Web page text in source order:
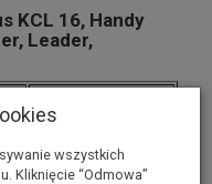
KCL 16, Handy
Leader,
15mm
wszystkich
Kliknięcie “Odmowa”